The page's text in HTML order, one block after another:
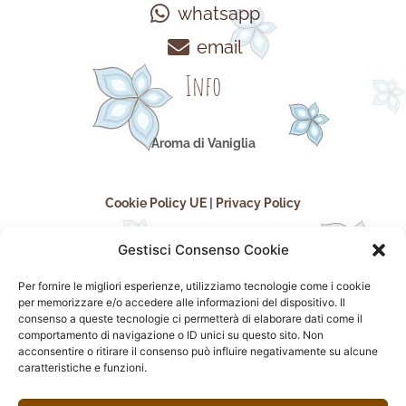
Gestisci Consenso Cookie
Per fornire le migliori esperienze, utilizziamo tecnologie come i cookie
per memorizzare e/o accedere alle informazioni del dispositivo. Il
consenso a queste tecnologie ci permetterà di elaborare dati come il
comportamento di navigazione o ID unici su questo sito. Non
acconsentire o ritirare il consenso può influire negativamente su alcune
caratteristiche e funzioni.
whatsapp
email
Info
Aroma di Vaniglia
Cookie Policy UE Privacy Policy
seguici sui social
F
I
P
F